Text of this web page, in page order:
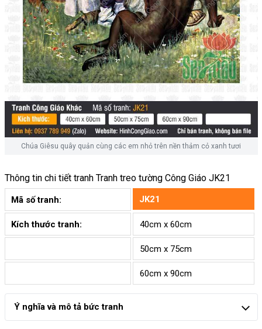
Chúa Giêsu quây quản cùng các em nhỏ trên nền thảm cỏ xanh tươi
Thông tin chi tiết tranh Tranh treo tường Công Giáo JK21
Mã số tranh: JK21
Kích thước tranh: 40cm x 60cm
50cm x 75cm
60cm x 90cm
Ý nghĩa và mô tả bức tranh